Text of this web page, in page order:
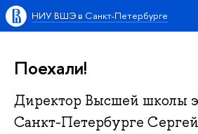
НИУ ВШЭ в Санкт-Петербурге
Поехали!
Директор Высшей школы
Санкт-Петербурге